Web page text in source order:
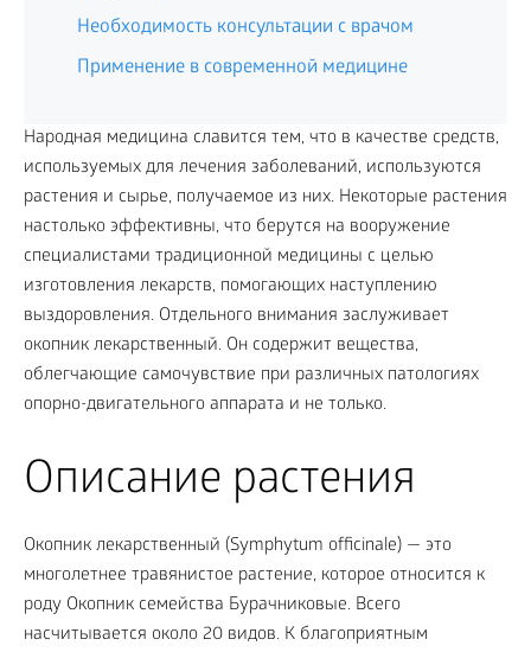
Необходимость консультации с врачом
Применение в современной медицине
Народная медицина славится тем, что в качестве средств,
используемых для лечения заболеваний, используются
растения и сырье, получаемое из них. Некоторые растения
настолько эффективны, что берутся на вооружение
специалистами традиционной медицины с целью
изготовления лекарств, помогающих наступлению
выздоровления. Отдельного внимания заслуживает
окопник лекарственный. Он содержит вещества,
облегчающие самочувствие при различных патологиях
опорно-двигательного аппарата и не только.
Описание растения
Окопник лекарственный (Symphytum officinale) — это
многолетнее травянистое растение, которое относится к
роду Окопник семейства Бурачниковые. Всего
насчитывается около 20 видов. К благоприятным